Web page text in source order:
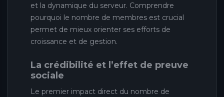
et la dynamique du serveur. Comprendre
pourquoi le nombre de membres est crucial
permet de mieux orienter ses efforts de
croissance et de gestion.
La crédibilité et l’effet de preuve
sociale
Le premier impact direct du nombre de